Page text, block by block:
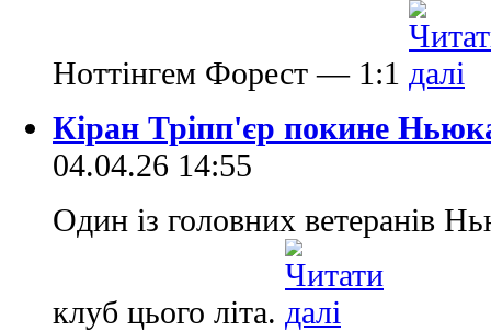
Ноттінгем Форест — 1:1
Кіран Тріпп'єр покине
04.04.26 14:55
Один із головних ветеранів
клуб цього літа.